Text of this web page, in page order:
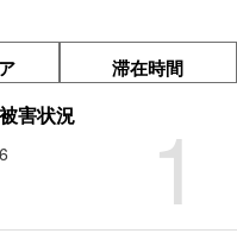
滞在時間
1
害状況